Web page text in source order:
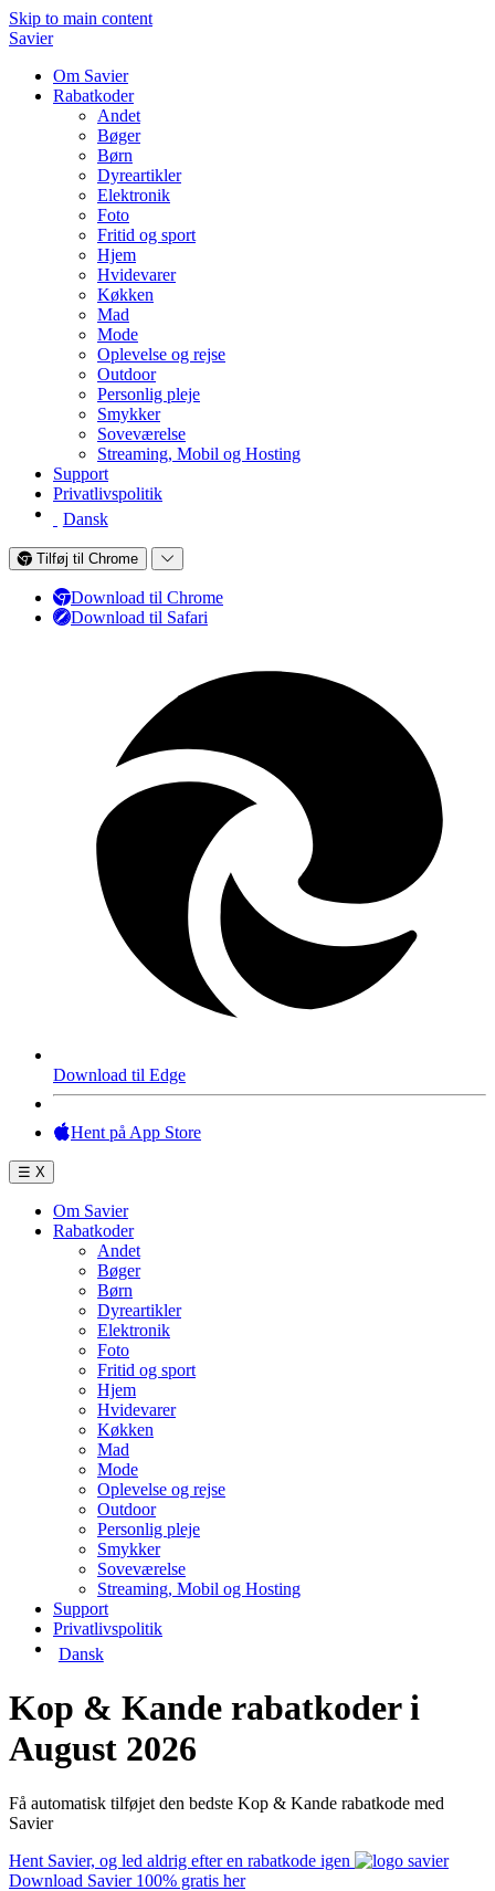
Skip to main content
Savier
Om Savier
Rabatkoder
Andet
Bøger
Børn
Dyreartikler
Elektronik
Foto
Fritid og sport
Hjem
Hvidevarer
Køkken
Mad
Mode
Oplevelse og rejse
Outdoor
Personlig pleje
Smykker
Soveværelse
Streaming, Mobil og Hosting
Support
Privatlivspolitik
Dansk
Tilføj til Chrome
Download til Chrome
Download til Safari
Download til Edge
Hent på App Store
☰ X
Om Savier
Rabatkoder
Andet
Bøger
Børn
Dyreartikler
Elektronik
Foto
Fritid og sport
Hjem
Hvidevarer
Køkken
Mad
Mode
Oplevelse og rejse
Outdoor
Personlig pleje
Smykker
Soveværelse
Streaming, Mobil og Hosting
Support
Privatlivspolitik
Dansk
Kop & Kande rabatkoder i
August 2026
Få automatisk tilføjet den bedste Kop & Kande rabatkode med
Savier
Hent Savier, og led aldrig efter en rabatkode igen
Download Savier 100% gratis her